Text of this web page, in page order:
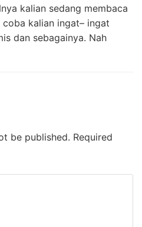
kalian sedang membaca
kalian ingat– ingat
dan sebagainya. Nah
be published. Required